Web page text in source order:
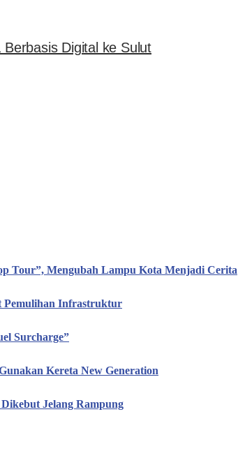
Digital ke Sulut
Tour”, Mengubah Lampu Kota Menjadi Cerita
Pemulihan Infrastruktur
Surcharge”
Kereta New Generation
Jelang Rampung